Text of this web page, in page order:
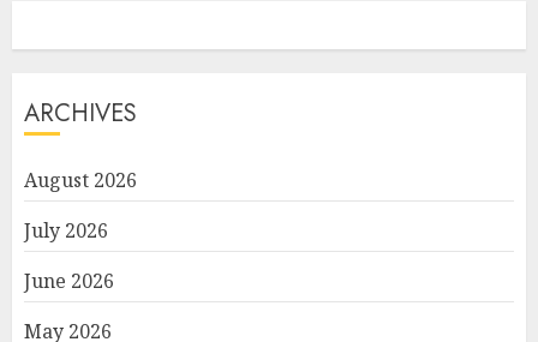
ARCHIVES
August 2026
July 2026
June 2026
May 2026